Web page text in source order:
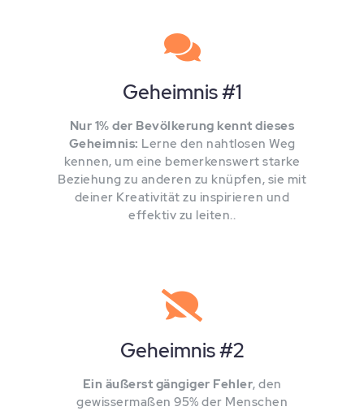
Geheimnis #1
Nur 1% der Bevölkerung kennt dieses
Geheimnis: Lerne den nahtlosen Weg
kennen, um eine bemerkenswert starke
Beziehung zu anderen zu knüpfen, sie mit
deiner Kreativität zu inspirieren und
effektiv zu leiten..
Geheimnis #2
Ein äußerst gängiger Fehler, den
gewissermaßen 95% der Menschen